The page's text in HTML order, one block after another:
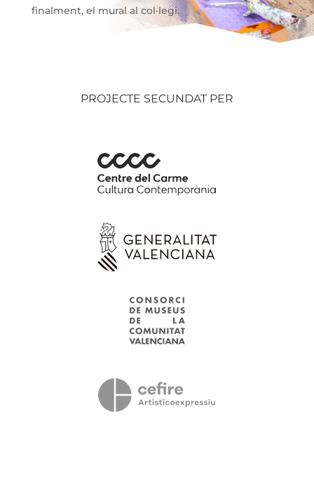
finalment, el mural al col·legi.
PROJECTE SECUNDAT PER